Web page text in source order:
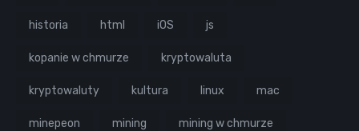
historia html iOS js
kopanie w chmurze kryptowaluta
kryptowaluty kultura linux mac
minepeon mining mining w chmurze